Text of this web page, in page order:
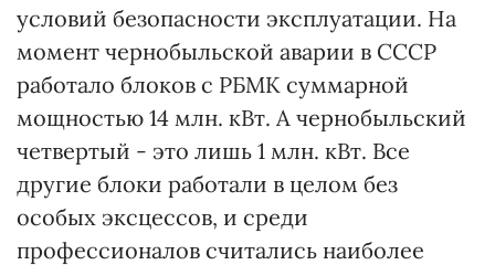
условий безопасности эксплуатации. На
момент чернобыльской аварии в СССР
работало блоков с РБМК суммарной
мощностью 14 млн. кВт. А чернобыльский
четвертый - это лишь 1 млн. кВт. Все
другие блоки работали в целом без
особых эксцессов, и среди
профессионалов считались наиболее